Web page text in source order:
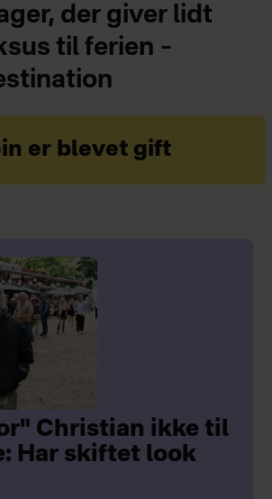
der giver lidt
til ferien –
er blevet gift
Christian ikke til
Har skiftet look